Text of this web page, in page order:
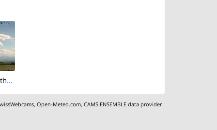
Hitzkirch › South-west: Titlis
,Open-Meteo.com,CAMS ENSEMBLE data provider